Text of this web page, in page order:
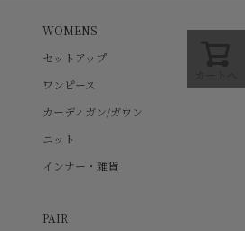
WOMENS
セットアップ
ワンピース
カーディガン/ガウン
ニット
インナー・雑貨
PAIR